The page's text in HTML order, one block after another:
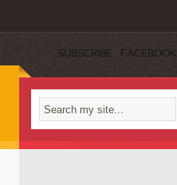
SUBSCRIBE FACEBOOK